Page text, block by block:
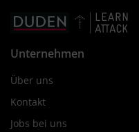
Unternehmen
Über uns
Kontakt
Jobs bei uns